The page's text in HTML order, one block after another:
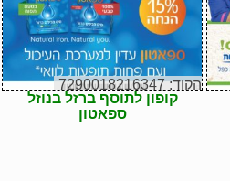
הקוד: 7290018216347
קופון לתוסף ברזל בנוזל
ספאטון